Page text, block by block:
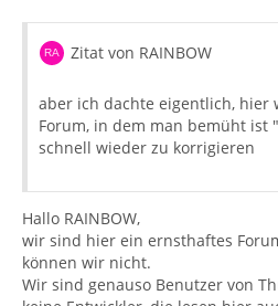
Zitat von RAINBOW
aber ich dachte eigentlich, hier
Forum, in dem man bemüht ist
schnell wieder zu korrigieren
Hallo RAINBOW,
wir sind hier ein ernsthaftes
können wir nicht.
Wir sind genauso Benutzer von